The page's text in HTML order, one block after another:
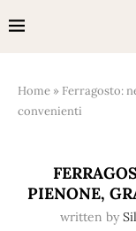
Home » Ferragosto:
convenienti
PIENONE,
written by